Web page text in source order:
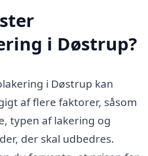
i Døstrup?
i Døstrup kan
af flere faktorer, såsom
typen af lakering og
der skal udbedres.